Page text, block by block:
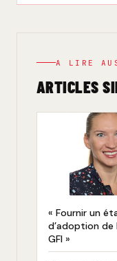
A LIRE
ARTICLES
« Fournir un
d’adoption de
GFI »